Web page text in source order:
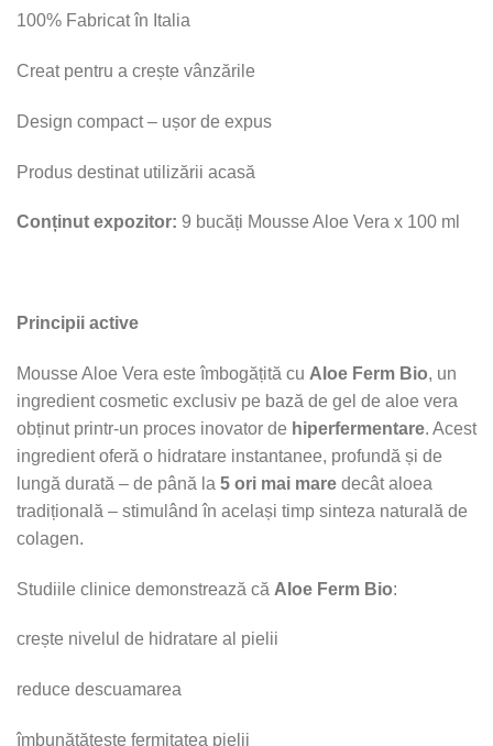
100% Fabricat în Italia
Creat pentru a crește vânzările
Design compact – ușor de expus
Produs destinat utilizării acasă
Conținut expozitor: 9 bucăți Mousse Aloe Vera x 100 ml
Principii active
Mousse Aloe Vera este îmbogățită cu Aloe Ferm Bio, un
ingredient cosmetic exclusiv pe bază de gel de aloe vera
obținut printr-un proces inovator de hiperfermentare. Acest
ingredient oferă o hidratare instantanee, profundă și de
lungă durată – de până la 5 ori mai mare decât aloea
tradițională – stimulând în același timp sinteza naturală de
colagen.
Studiile clinice demonstrează că Aloe Ferm Bio:
crește nivelul de hidratare al pielii
reduce descuamarea
îmbunătățește fermitatea pielii